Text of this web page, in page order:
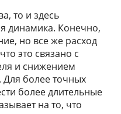
то и здесь
динамика. Конечно,
но все же расход
это связано с
и снижением
Для более точных
более длительные
на то, что